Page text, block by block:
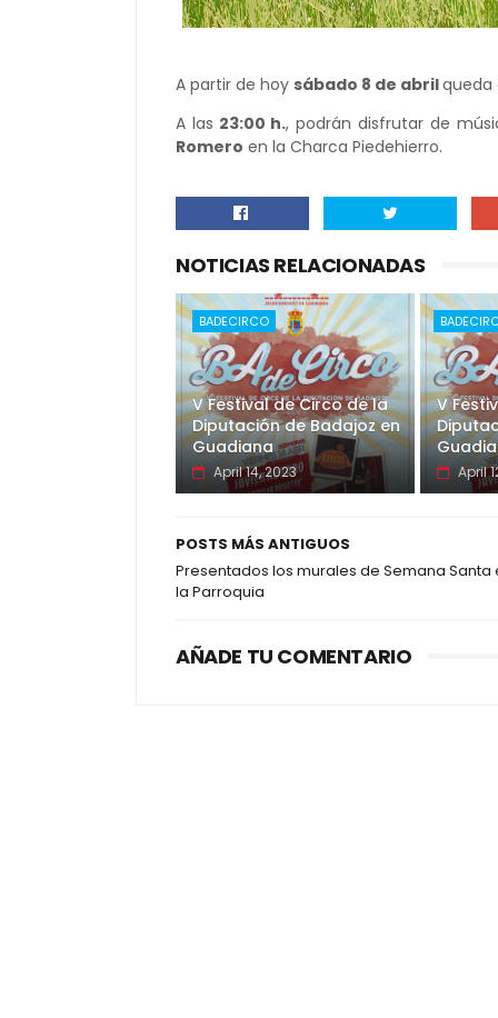
A partir de hoy sábado 8 de abrilqueda
A las 23:00 h., podrán disfrutar de
Romero en la Charca Piedehierro.
NOTICIAS RELACIONADAS
BADECIRCO
V Festival de Circo de la
Diputación de Badajoz en
Guadiana
April 14, 2023
V
April
POSTS MÁS ANTIGUOS
Presentados los murales de Semana Santa
la Parroquia
AÑADE TU COMENTARIO